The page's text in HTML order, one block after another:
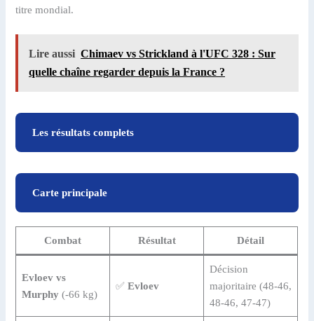
titre mondial.
Lire aussi Chimaev vs Strickland à l'UFC 328 : Sur
quelle chaîne regarder depuis la France ?
Les résultats complets
Carte principale
Combat Résultat Détail
Evloev vs
Murphy(-66 kg)
✅ Evloev
Décision
majoritaire (48-46,
48-46, 47-47)